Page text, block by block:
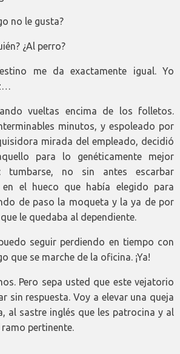
no le gusta?
¿Al perro?
me da exactamente igual. Yo
vueltas encima de los folletos.
minutos, y espoleado por
mirada del empleado, decidió
para lo genéticamente mejor
tumbarse, no sin antes escarbar
en el hueco que había elegido para
de paso la moqueta y la ya de por
le quedaba al dependiente.
seguir perdiendo en tiempo con
que se marche de la oficina. ¡Ya!
Pero sepa usted que este vejatorio
sin respuesta. Voy a elevar una queja
al sastre inglés que les patrocina y al
pertinente.